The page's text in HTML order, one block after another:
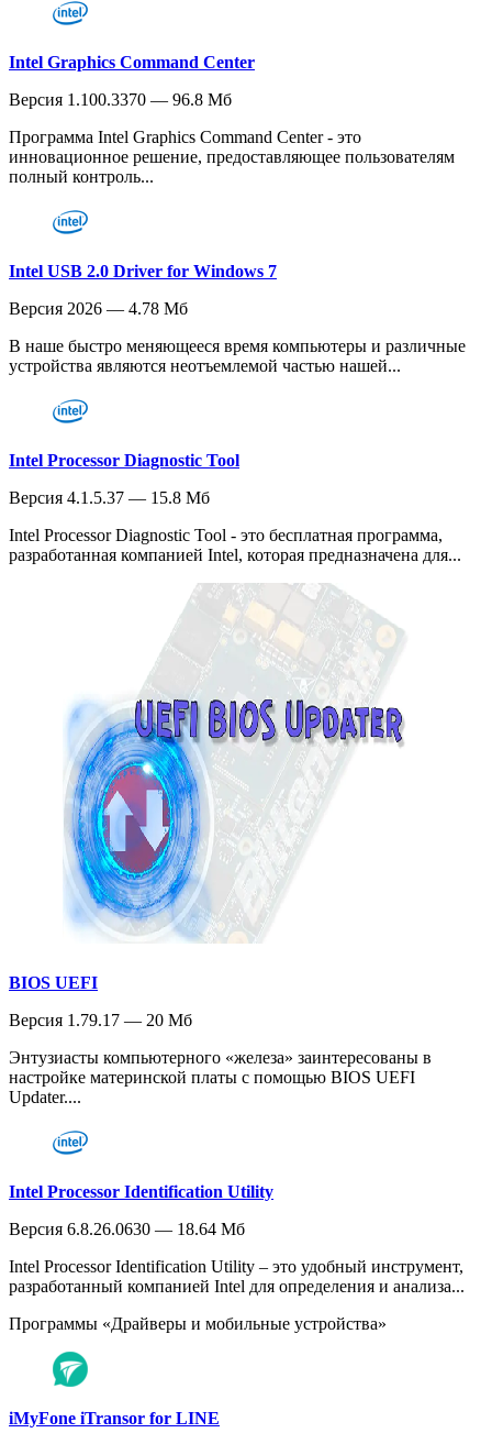
Intel Graphics Command Center
Версия 1.100.3370 — 96.8 Мб
Программа Intel Graphics Command Center - это
инновационное решение, предоставляющее пользователям
полный контроль...
Intel USB 2.0 Driver for Windows 7
Версия 2026 — 4.78 Мб
В наше быстро меняющееся время компьютеры и различные
устройства являются неотъемлемой частью нашей...
Intel Processor Diagnostic Tool
Версия 4.1.5.37 — 15.8 Мб
Intel Processor Diagnostic Tool - это бесплатная программа,
разработанная компанией Intel, которая предназначена для...
BIOS UEFI
Версия 1.79.17 — 20 Мб
Энтузиасты компьютерного «железа» заинтересованы в
настройке материнской платы с помощью BIOS UEFI
Updater....
Intel Processor Identification Utility
Версия 6.8.26.0630 — 18.64 Мб
Intel Processor Identification Utility – это удобный инструмент,
разработанный компанией Intel для определения и анализа...
Программы «Драйверы и мобильные устройства»
iMyFone iTransor for LINE